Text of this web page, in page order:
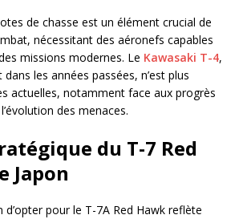
de chasse est un élément crucial de
nécessitant des aéronefs capables
missions modernes. Le Kawasaki T-4,
les années passées, n’est plus
actuelles, notamment face aux progrès
des menaces.
du T-7 Red
Japon
d’opter pour le T-7A Red Hawk reflète